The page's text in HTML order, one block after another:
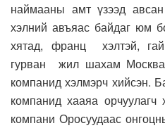
наймааны амт үзээд
хэлний авъяас байдаг юм
хятад, франц хэлтэй,
гурван жил шахам
компанид хэлмэрч хийсэн.
компанид хааяа
компани Оросуудаас